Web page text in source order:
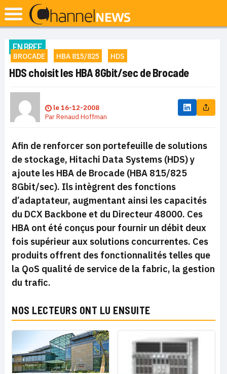
EN BREF
BROCADE HBA 815/825 HDS
HDS choisit les HBA 8Gbit/sec de Brocade
le16-12-2008
ParRenaud Hoffman
Afin de renforcer son portefeuille de solutions
de stockage, Hitachi Data Systems (HDS) y
ajoute les HBA de Brocade (HBA 815/825
8Gbit/sec). Ils intègrent des fonctions
d’adaptateur, augmentant ainsi les capacités
du DCX Backbone et du Directeur 48000. Ces
HBA ont été conçus pour fournir un débit deux
fois supérieur aux solutions concurrentes. Ces
produits offrent des fonctionnalités telles que
la QoS qualité de service de la fabric, la gestion
du trafic.
NOS LECTEURS ONT LU ENSUITE